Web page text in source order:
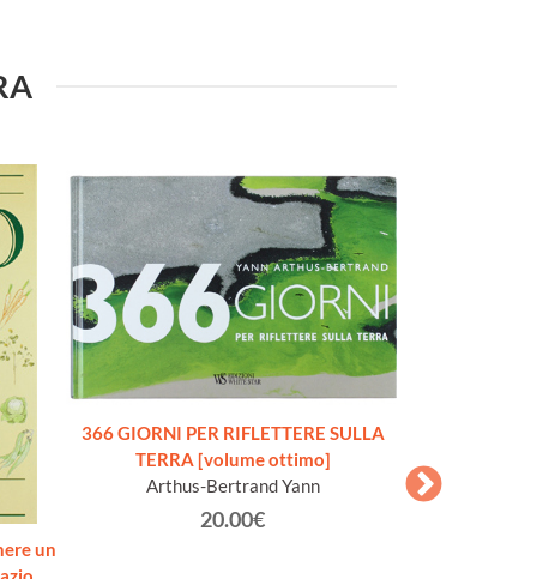
un
366 GIORNI PER RIFLETTERE SULLA
TERRA [volume ottimo]
Arthus-Bertrand Yann
20.00€